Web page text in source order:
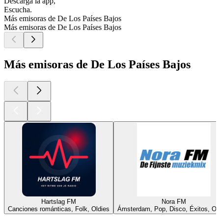
Escucha.
Más emisoras de De Los Países Bajos
Más emisoras de De Los Países Bajos
Más emisoras de De Los Países Bajos
Hartslag FM
Canciones románticas, Folk, Oldies
Nora FM
Ámsterdam, Pop, Disco, Éxitos,